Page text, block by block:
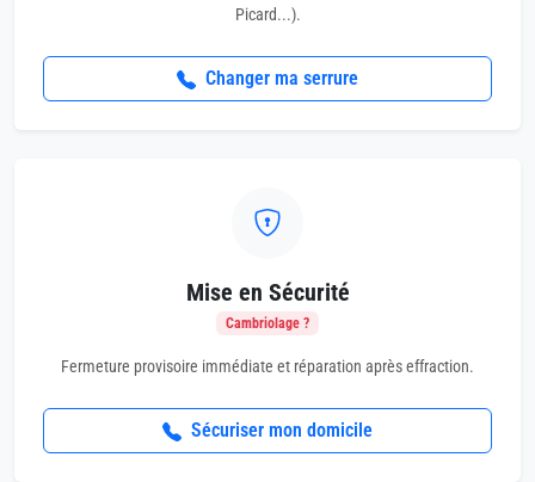
Picard...).
Changer ma serrure
Mise en Sécurité
Cambriolage ?
Fermeture provisoire immédiate et réparation après effraction.
Sécuriser mon domicile